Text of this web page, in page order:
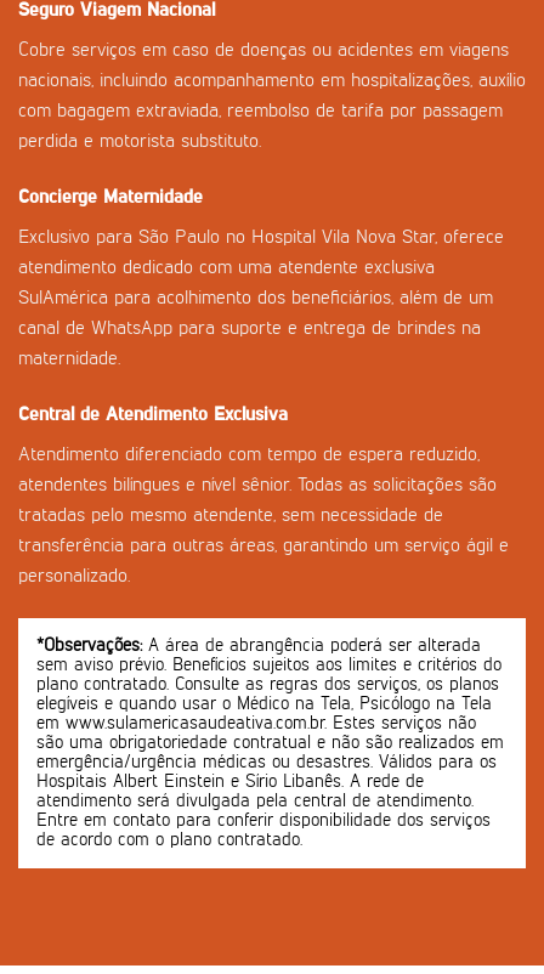
Seguro Viagem Nacional
Cobre serviços em caso de doenças ou acidentes em viagens
nacionais, incluindo acompanhamento em hospitalizações, auxílio
com bagagem extraviada, reembolso de tarifa por passagem
perdida e motorista substituto.
Concierge Maternidade
Exclusivo para São Paulo no Hospital Vila Nova Star, oferece
atendimento dedicado com uma atendente exclusiva
SulAmérica para acolhimento dos beneficiários, além de um
canal de WhatsApp para suporte e entrega de brindes na
maternidade.
Central de Atendimento Exclusiva
Atendimento diferenciado com tempo de espera reduzido,
atendentes bilíngues e nível sênior. Todas as solicitações são
tratadas pelo mesmo atendente, sem necessidade de
transferência para outras áreas, garantindo um serviço ágil e
personalizado.
*Observações:A área de abrangência poderá ser alterada
sem aviso prévio. Benefícios sujeitos aos limites e critérios do
plano contratado. Consulte as regras dos serviços, os planos
elegíveis e quando usar o Médico na Tela, Psicólogo na Tela
em www.sulamericasaudeativa.com.br. Estes serviços não
são uma obrigatoriedade contratual e não são realizados em
emergência/urgência médicas ou desastres. Válidos para os
Hospitais Albert Einstein e Sírio Libanês. A rede de
atendimento será divulgada pela central de atendimento.
Entre em contato para conferir disponibilidade dos serviços
de acordo com o plano contratado.